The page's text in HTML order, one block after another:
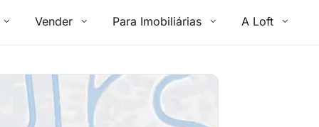
Vender Para Imobiliárias A Loft